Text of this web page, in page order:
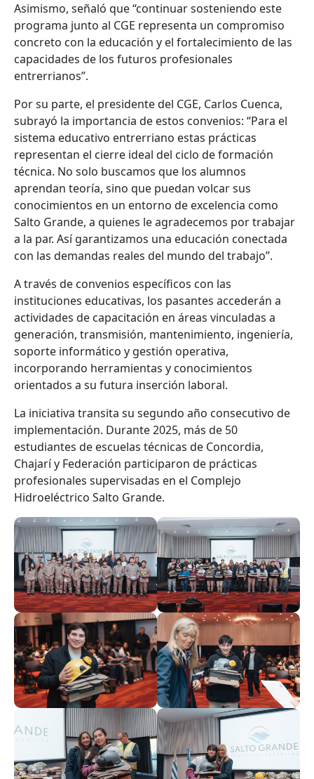
Asimismo, señaló que “continuar sosteniendo este
programa junto al CGE representa un compromiso
concreto con la educación y el fortalecimiento de las
capacidades de los futuros profesionales
entrerrianos”.
Por su parte, el presidente del CGE, Carlos Cuenca,
subrayó la importancia de estos convenios: “Para el
sistema educativo entrerriano estas prácticas
representan el cierre ideal del ciclo de formación
técnica. No solo buscamos que los alumnos
aprendan teoría, sino que puedan volcar sus
conocimientos en un entorno de excelencia como
Salto Grande, a quienes le agradecemos por trabajar
a la par. Así garantizamos una educación conectada
con las demandas reales del mundo del trabajo”.
A través de convenios específicos con las
instituciones educativas, los pasantes accederán a
actividades de capacitación en áreas vinculadas a
generación, transmisión, mantenimiento, ingeniería,
soporte informático y gestión operativa,
incorporando herramientas y conocimientos
orientados a su futura inserción laboral.
La iniciativa transita su segundo año consecutivo de
implementación. Durante 2025, más de 50
estudiantes de escuelas técnicas de Concordia,
Chajarí y Federación participaron de prácticas
profesionales supervisadas en el Complejo
Hidroeléctrico Salto Grande.